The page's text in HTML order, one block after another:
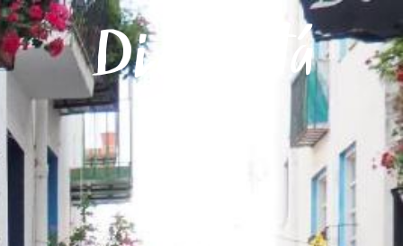
Dios Está